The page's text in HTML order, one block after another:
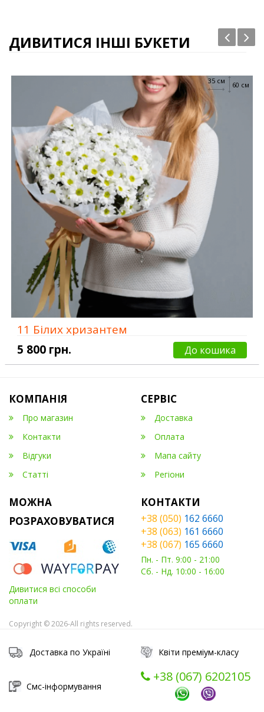
ДИВИТИСЯ ІНШІ БУКЕТИ
60 см
35 см
11 Білих хризантем
5 800 грн.
До кошика
КОМПАНІЯ
Про магазин
Контакти
Відгуки
Статті
СЕРВІС
Доставка
Оплата
Мапа сайту
Регіони
МОЖНА
РОЗРАХОВУВАТИСЯ
Дивитися всі способи
оплати
КОНТАКТИ
+38 (050) 162 6660
+38 (063) 161 6660
+38 (067) 165 6660
Пн. - Пт. 9:00 - 21:00
Сб. - Нд. 10:00 - 16:00
Copyright © 2026-All rights reserved.
Доставка по Україні Квіти преміум-класу
Смс-інформування
+38 (067) ‎6202105